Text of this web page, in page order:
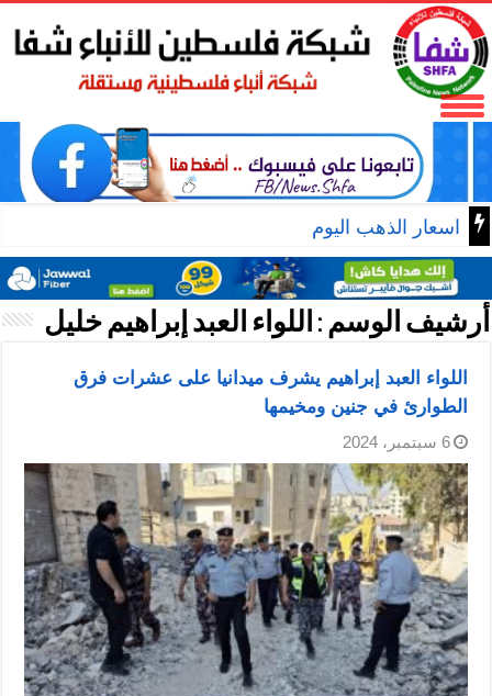
اسعار الذهب اليوم
أرشيف الوسم : اللواء العبد إبراهيم خليل
اللواء العبد إبراهيم يشرف ميدانيا على عشرات فرق
الطوارئ في جنين ومخيمها
6 سبتمبر، 2024